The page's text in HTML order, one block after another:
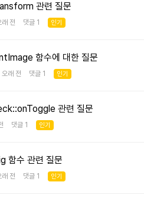
관련 질문
래 전 댓글 1 인기
함수에 대한 질문
오래 전 댓글 1 인기
관련 질문
댓글 1 인기
함수 관련 질문
래 전 댓글 1 인기